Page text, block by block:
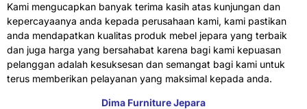
Kami mengucapkan banyak terima kasih atas kunjungan dan
kepercayaanya anda kepada perusahaan kami, kami pastikan
anda mendapatkan kualitas produk mebel jepara yang terbaik
dan juga harga yang bersahabat karena bagi kami kepuasan
pelanggan adalah kesuksesan dan semangat bagi kami untuk
terus memberikan pelayanan yang maksimal kepada anda.
Dima Furniture Jepara